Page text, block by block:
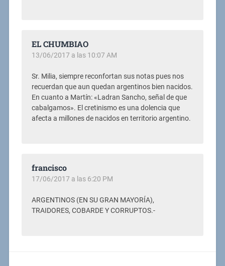
EL CHUMBIAO
13/06/2017 a las 10:07 AM
Sr. Milia, siempre reconfortan sus notas pues nos
recuerdan que aun quedan argentinos bien nacidos.
En cuanto a Martín: «Ladran Sancho, señal de que
cabalgamos». El cretinismo es una dolencia que
afecta a millones de nacidos en territorio argentino.
francisco
17/06/2017 a las 6:20 PM
ARGENTINOS (EN SU GRAN MAYORÍA),
TRAIDORES, COBARDE Y CORRUPTOS.-